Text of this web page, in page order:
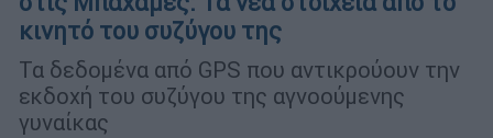
κινητό του συζύγου της
Τα δεδομένα από GPS που αντικρούουν την
εκδοχή του συζύγου της αγνοούμενης
γυναίκας